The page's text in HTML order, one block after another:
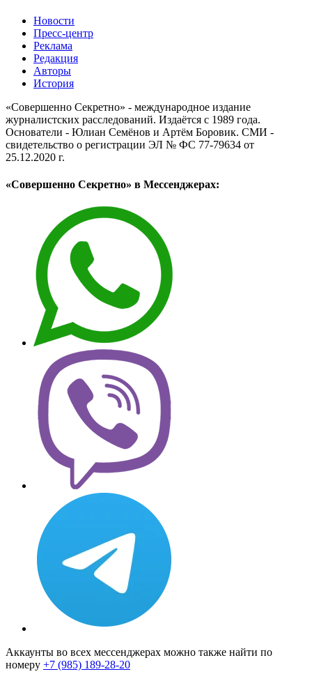
Новости
Пресс-центр
Реклама
Редакция
Авторы
История
«Совершенно Секретно» - международное издание
журналистских расследований. Издаётся с 1989 года.
Основатели - Юлиан Семёнов и Артём Боровик. CМИ -
свидетельство о регистрации ЭЛ № ФС 77-79634 от
25.12.2020 г.
«Совершенно Секретно» в Мессенджерах:
Аккаунты во всех мессенджерах можно также найти по
номеру +7 (985) 189-28-20